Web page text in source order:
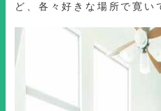
ど、各々好きな場所で寛い